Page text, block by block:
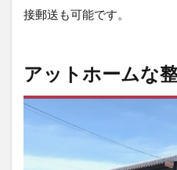
接郵送も可能です。
アットホームな